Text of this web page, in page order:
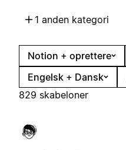
1 anden kategori
Notion + oprettere
Engelsk + Dansk
829 skabeloner